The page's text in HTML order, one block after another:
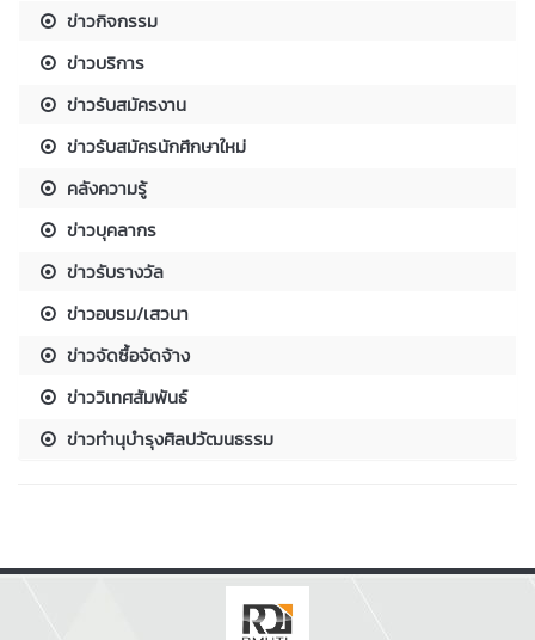
ข่าวกิจกรรม
ข่าวบริการ
ข่าวรับสมัครงาน
ข่าวรับสมัครนักศึกษาใหม่
คลังความรู้
ข่าวบุคลากร
ข่าวรับรางวัล
ข่าวอบรม/เสวนา
ข่าวจัดซื้อจัดจ้าง
ข่าววิเทศสัมพันธ์
ข่าวทำนุบำรุงศิลปวัฒนธรรม